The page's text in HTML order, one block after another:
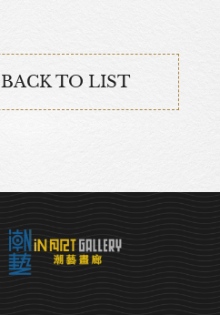
BACK TO LIST